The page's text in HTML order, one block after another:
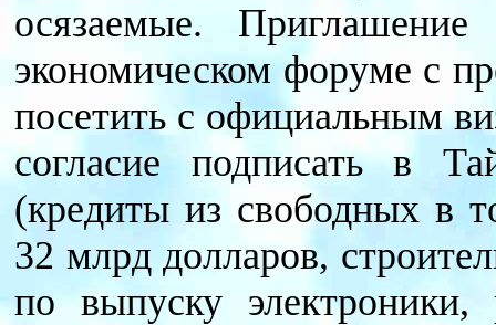
осязаемые.
экономическом форуме с
посетить с официальным
согласие подписать в
(кредиты из свободных в
32 млрд долларов,
по выпуску электроники,